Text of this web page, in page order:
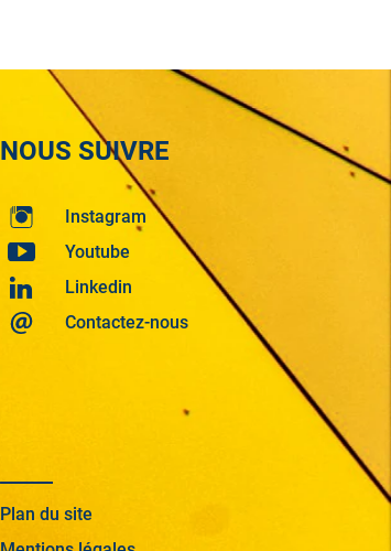
NOUS SUIVRE
Instagram
Youtube
Linkedin
Contactez-nous
Plan du site